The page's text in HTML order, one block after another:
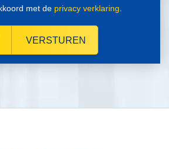
met de privacy verklaring
VERSTUREN